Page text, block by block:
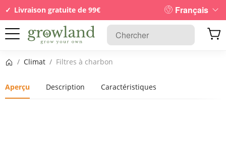
Livraison gratuite de 99€ Français
Page d’accueil
/ Climat / Filtres à charbon
Aperçu Description Caractéristiques